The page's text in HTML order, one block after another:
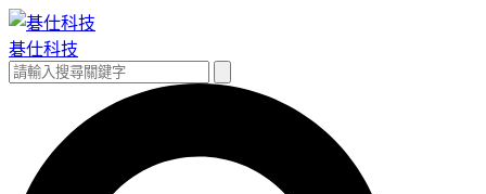
跳
至
主
碁仕科技
搜